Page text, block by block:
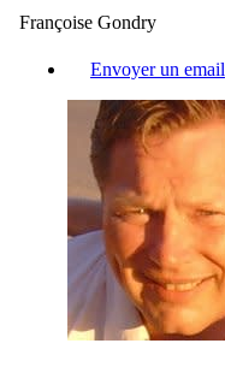
Françoise Gondry
Envoyer un email